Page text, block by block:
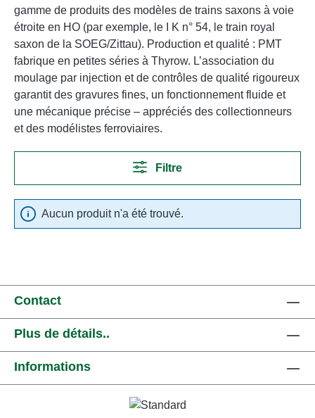
gamme de produits des modèles de trains saxons à voie
étroite en HO (par exemple, le I K n° 54, le train royal
saxon de la SOEG/Zittau). Production et qualité : PMT
fabrique en petites séries à Thyrow. L’association du
moulage par injection et de contrôles de qualité rigoureux
garantit des gravures fines, un fonctionnement fluide et
une mécanique précise – appréciés des collectionneurs
et des modélistes ferroviaires.
Filtre
Aucun produit n'a été trouvé.
Contact
Plus de détails..
Informations